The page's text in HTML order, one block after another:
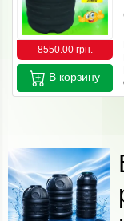
8550.00 грн.
В корзину